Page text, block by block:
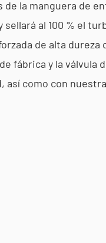
la manguera de
al 100 % el
de alta dureza
fábrica y la válvula
así como con